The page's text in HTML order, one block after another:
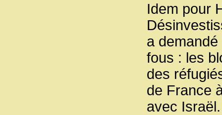
Idem pour
a
fous : les
des
de France
avec Israël.